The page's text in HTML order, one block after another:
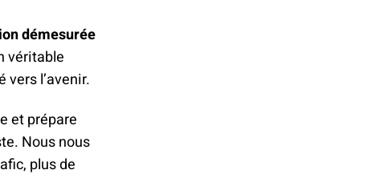
démesurée
véritable
l’avenir.
et prépare
Nous nous
plus de